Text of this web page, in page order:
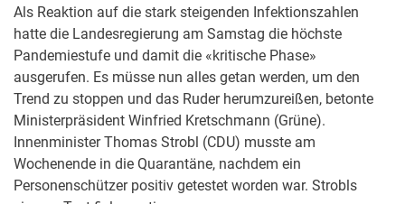
Als Reaktion auf die stark steigenden Infektionszahlen
hatte die Landesregierung am Samstag die höchste
Pandemiestufe und damit die «kritische Phase»
ausgerufen. Es müsse nun alles getan werden, um den
Trend zu stoppen und das Ruder herumzureißen, betonte
Ministerpräsident Winfried Kretschmann (Grüne).
Innenminister Thomas Strobl (CDU) musste am
Wochenende in die Quarantäne, nachdem ein
Personenschützer positiv getestet worden war. Strobls